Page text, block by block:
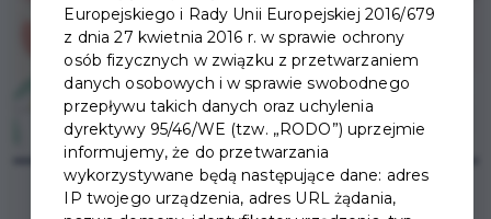
Europejskiego i Rady Unii Europejskiej 2016/679
z dnia 27 kwietnia 2016 r. w sprawie ochrony
osób fizycznych w związku z przetwarzaniem
danych osobowych i w sprawie swobodnego
przepływu takich danych oraz uchylenia
dyrektywy 95/46/WE (tzw. „RODO”) uprzejmie
informujemy, że do przetwarzania
wykorzystywane będą następujące dane: adres
IP twojego urządzenia, adres URL żądania,